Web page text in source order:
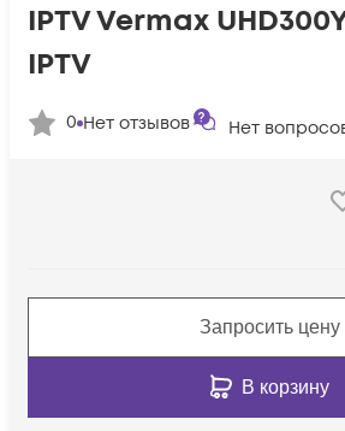
IPTV Vermax
IPTV
0 Нет отзывов Нет
Запросить цену
В корзину